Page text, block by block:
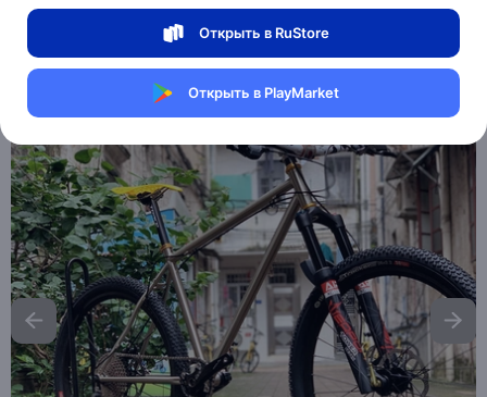
Открыть в RuStore
Открыть в PlayMarket
Магазин Motors Store
Артикул:Renault-825